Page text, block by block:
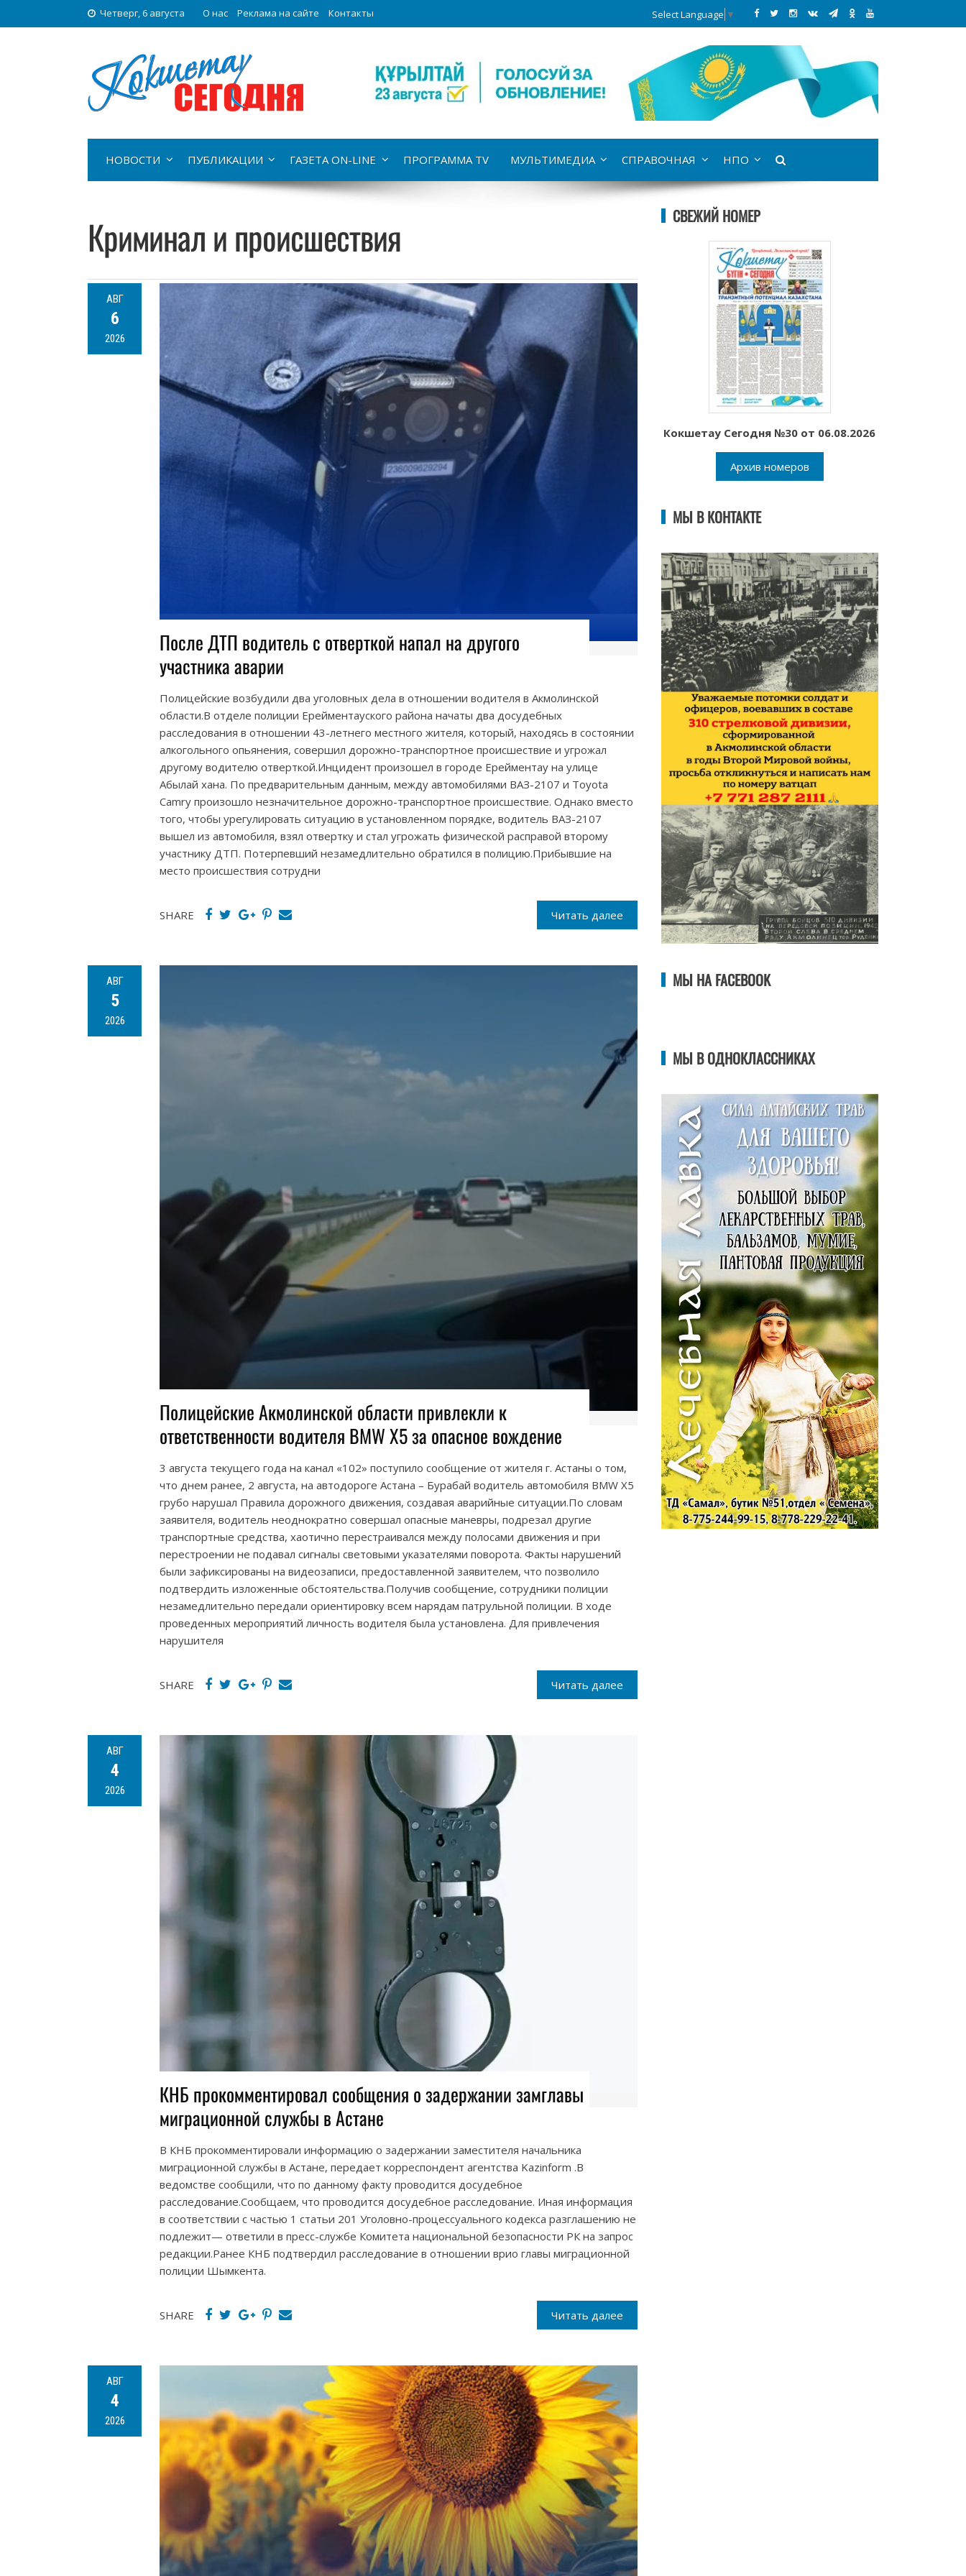
Четверг, 6 августа О нас Реклама на сайте Контакты Select Language ▼
НОВОСТИ ПУБЛИКАЦИИ ГАЗЕТА ON-LINE ПРОГРАММА TV МУЛЬТИМЕДИА СПРАВОЧНАЯ НПО
Криминал и происшествия
АВГ
6
2026
После ДТП водитель с отверткой напал на другого
участника аварии
Полицейские возбудили два уголовных дела в отношении водителя в Акмолинской
области.В отделе полиции Ерейментауского района начаты два досудебных
расследования в отношении 43-летнего местного жителя, который, находясь в состоянии
алкогольного опьянения, совершил дорожно-транспортное происшествие и угрожал
другому водителю отверткой.Инцидент произошел в городе Ерейментау на улице
Абылай хана. По предварительным данным, между автомобилями ВАЗ-2107 и Toyota
Camry произошло незначительное дорожно-транспортное происшествие. Однако вместо
того, чтобы урегулировать ситуацию в установленном порядке, водитель ВАЗ-2107
вышел из автомобиля, взял отвертку и стал угрожать физической расправой второму
участнику ДТП. Потерпевший незамедлительно обратился в полицию.Прибывшие на
место происшествия сотрудни
Читать далее
SHARE
АВГ
5
2026
Полицейские Акмолинской области привлекли к
ответственности водителя BMW X5 за опасное вождение
3 августа текущего года на канал «102» поступило сообщение от жителя г. Астаны о том,
что днем ранее, 2 августа, на автодороге Астана – Бурабай водитель автомобиля BMW X5
грубо нарушал Правила дорожного движения, создавая аварийные ситуации.По словам
заявителя, водитель неоднократно совершал опасные маневры, подрезал другие
транспортные средства, хаотично перестраивался между полосами движения и при
перестроении не подавал сигналы световыми указателями поворота. Факты нарушений
были зафиксированы на видеозаписи, предоставленной заявителем, что позволило
подтвердить изложенные обстоятельства.Получив сообщение, сотрудники полиции
незамедлительно передали ориентировку всем нарядам патрульной полиции. В ходе
проведенных мероприятий личность водителя была установлена. Для привлечения
нарушителя
Читать далее
SHARE
АВГ
4
2026
КНБ прокомментировал сообщения о задержании замглавы
миграционной службы в Астане
В КНБ прокомментировали информацию о задержании заместителя начальника
миграционной службы в Астане, передает корреспондент агентства Kazinform .В
ведомстве сообщили, что по данному факту проводится досудебное
расследование.Сообщаем, что проводится досудебное расследование. Иная информация
в соответствии с частью 1 статьи 201 Уголовно-процессуального кодекса разглашению не
подлежит— ответили в пресс-службе Комитета национальной безопасности РК на запрос
редакции.Ранее КНБ подтвердил расследование в отношении врио главы миграционной
полиции Шымкента.
Читать далее
SHARE
АВГ
4
2026
СВЕЖИЙ НОМЕР
Кокшетау Сегодня №30 от 06.08.2026
Архив номеров
МЫ В КОНТАКТЕ
МЫ НА FACEBOOK
МЫ В ОДНОКЛАССНИКАХ